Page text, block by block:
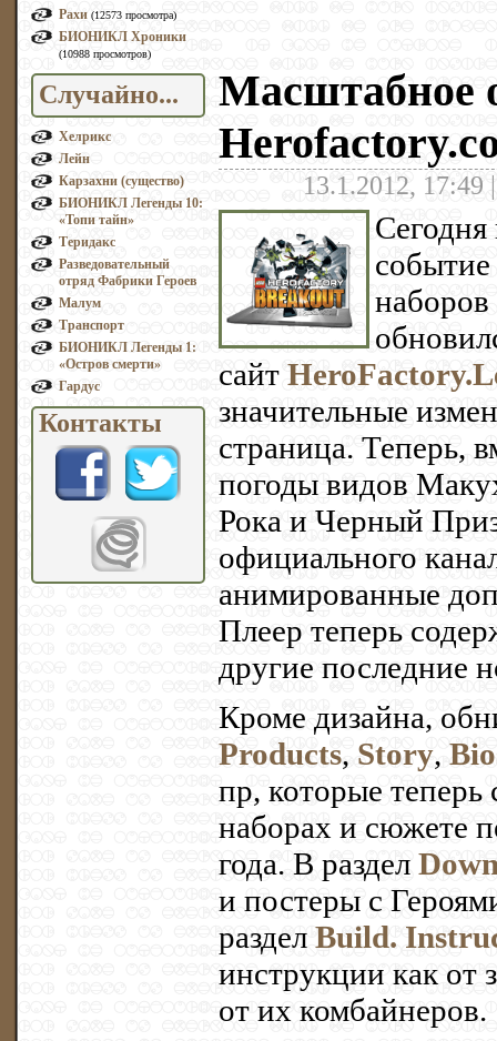
Рахи (12573 просмотра)
БИОНИКЛ Хроники
(10988 просмотров)
Случайно...
Хелрикс
Лейн
Карзахни (существо)
БИОНИКЛ Легенды 10:
«Топи тайн»
Теридакс
Разведовательный
отряд Фабрики Героев
Малум
Транспорт
БИОНИКЛ Легенды 1:
«Остров смерти»
Гардус
Контакты
Масштабное
13.1.2012, 17:49
сайт
значительные
страница. Теперь,
погоды видов
Рока и Черный
официального
анимированные
Плеер теперь
другие последние
Кроме дизайна,
Products, Story,
пр, которые
наборах и сюжете
года. В раздел
и постеры с
раздел Build.
инструкции как от
от их комбайнеров.